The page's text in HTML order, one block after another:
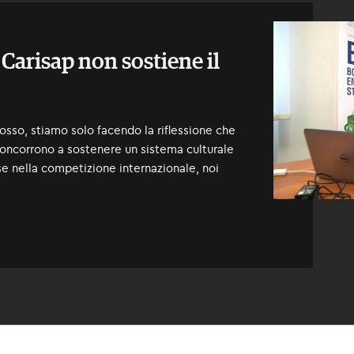
non sostiene il
stiamo solo facendo la riflessione che
a sostenere un sistema culturale
nella competizione internazionale, noi